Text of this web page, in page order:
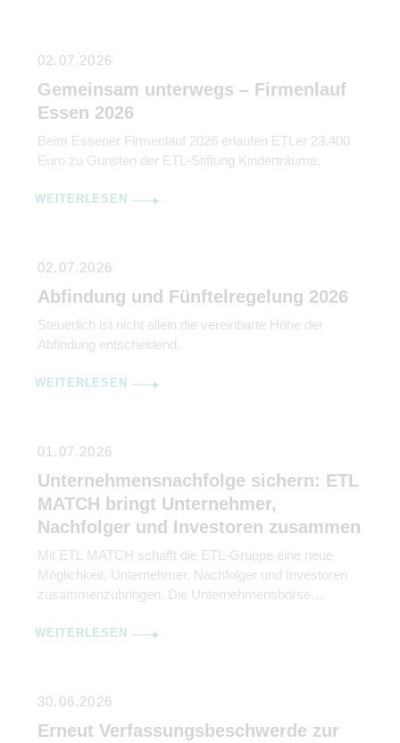
02.07.2026
Gemeinsam unterwegs – Firmenlauf
Essen 2026
Beim Essener Firmenlauf 2026 erlaufen ETLer 23.400
Euro zu Gunsten der ETL-Stiftung Kinderträume.
WEITERLESEN
02.07.2026
Abfindung und Fünftelregelung 2026
Steuerlich ist nicht allein die vereinbarte Höhe der
Abfindung entscheidend.
WEITERLESEN
01.07.2026
Unternehmensnachfolge sichern: ETL
MATCH bringt Unternehmer,
Nachfolger und Investoren zusammen
Mit ETL MATCH schafft die ETL-Gruppe eine neue
Möglichkeit, Unternehmer, Nachfolger und Investoren
zusammenzubringen. Die Unternehmensbörse
anzubahnen und so Unternehmenswerte langfristig zu
verloren geht und […]
WEITERLESEN
30.06.2026
Erneut Verfassungsbeschwerde zur